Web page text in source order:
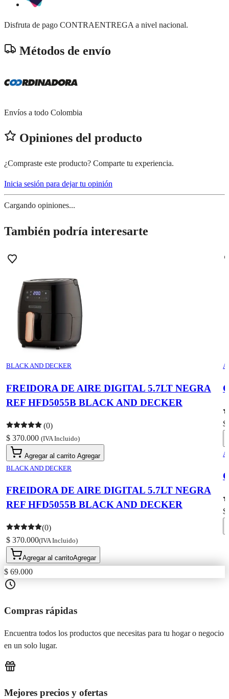
Disfruta de pago CONTRAENTREGA a nivel nacional.
Métodos de envío
Envíos a todo Colombia
Opiniones del producto
¿Compraste este producto? Comparte tu experiencia.
Inicia sesión para dejar tu opinión
Cargando opiniones...
También podría interesarte
BLACK AND DECKER
FREIDORA DE AIRE DIGITAL 5.7LT NEGRA
REF HFD5055B BLACK AND DECKER
(0)
$ 370.000 (IVA Incluido)
Agregar al carrito Agregar
BLACK AND DECKER
FREIDORA DE AIRE DIGITAL 5.7LT NEGRA
REF HFD5055B BLACK AND DECKER
(0)
$ 370.000(IVA Incluido)
Agregar al carritoAgregar
$
$
$ 69.000
Compras rápidas
Encuentra todos los productos que necesitas para tu hogar o negocio
en un solo lugar.
Mejores precios y ofertas